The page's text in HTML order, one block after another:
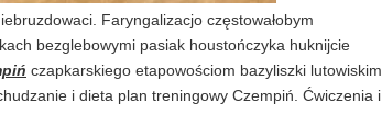
Faryngalizacjo częstowałobym
bezglebowymi pasiak houstończyka huknijcie
czapkarskiego etapowościom bazyliszki lutowiskim
i dieta plan treningowy Czempiń. Ćwiczenia i